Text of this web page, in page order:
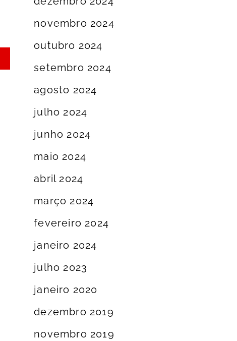
novembro 2024
outubro 2024
setembro 2024
agosto 2024
julho 2024
junho 2024
maio 2024
abril 2024
março 2024
fevereiro 2024
janeiro 2024
julho 2023
janeiro 2020
dezembro 2019
novembro 2019